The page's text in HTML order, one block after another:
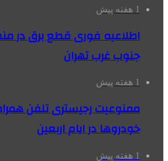
1 هفته پیش
اطلاعیه فوری قطع برق در
جنوب غرب تهران
1 هفته پیش
ممنوعیت رجیستری تلفن
خودروها در ایام اربعین
1 هفته پیش